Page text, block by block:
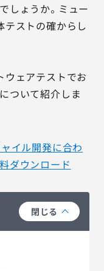
しょうか。ミュー
テストの確からし
ウェアテストでお
ついて紹介しま
イル開発に合わ
ダウンロード
閉じる